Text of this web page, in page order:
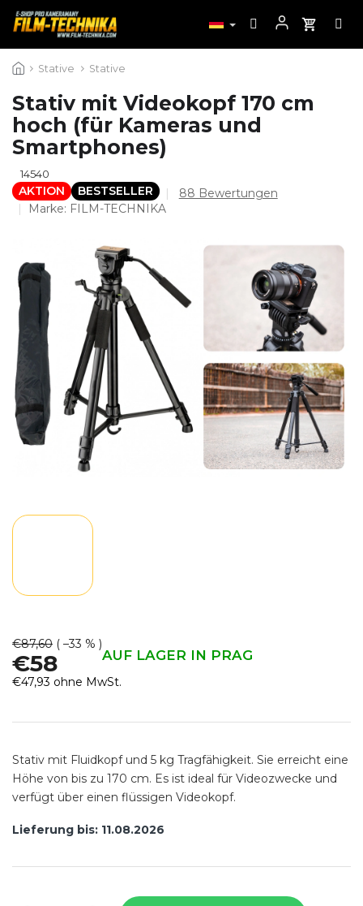
Inhalt Stative Stative
Stativ mit Videokopf 170 cm
hoch (für Kameras und
Smartphones)
14540
AKTION BESTSELLER
Die
Sternen.
88 Bewertungen
Marke: FILM-TECHNIKA
€87,60 ( –33 % )
€58 AUF LAGER IN PRAG
€47,93 ohne MwSt.
Lieferung bis: 11.08.2026
Stativ mit Fluidkopf und 5 kg Tragfähigkeit. Sie erreicht eine
Höhe von bis zu 170 cm. Es ist ideal für Videozwecke und
verfügt über einen flüssigen Videokopf.